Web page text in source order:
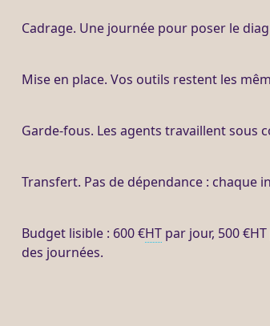
Cadrage. Une journée pour poser le
Mise en place. Vos outils restent les
Garde-fous. Les agents travaillent sous
Transfert. Pas de dépendance : chaque
Budget lisible : 600 €HT par jour, 500 €HT
des journées.